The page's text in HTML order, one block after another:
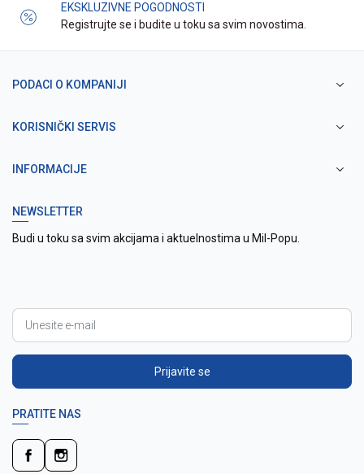
EKSKLUZIVNE POGODNOSTI
Registrujte se i budite u toku sa svim novostima.
PODACI O KOMPANIJI
KORISNIČKI SERVIS
INFORMACIJE
NEWSLETTER
Budi u toku sa svim akcijama i aktuelnostima u Mil-Popu.
Prijavite se
PRATITE NAS